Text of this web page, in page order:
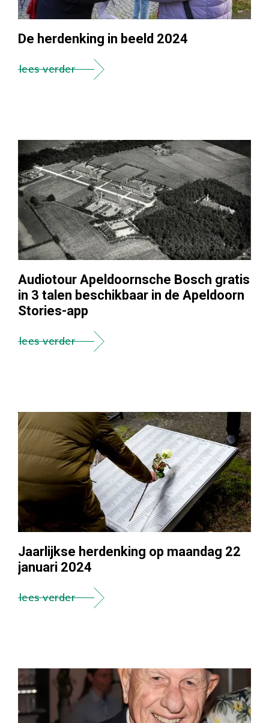
De herdenking in beeld 2024
lees verder
Audiotour Apeldoornsche Bosch gratis
in 3 talen beschikbaar in de Apeldoorn
Stories-app
lees verder
Jaarlijkse herdenking op maandag 22
januari 2024
lees verder